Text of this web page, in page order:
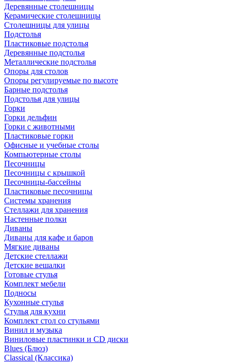
Деревянные столешницы
Керамические столешницы
Столешницы для улицы
Подстолья
Пластиковые подстолья
Деревянные подстолья
Металлические подстолья
Опоры для столов
Опоры регулируемые по высоте
Барные подстолья
Подстолья для улицы
Горки
Горки дельфин
Горки с животными
Пластиковые горки
Офисные и учебные столы
Компьютерные столы
Песочницы
Песочницы с крышкой
Песочницы-бассейны
Пластиковые песочницы
Системы хранения
Стеллажи для хранения
Настенные полки
Диваны
Диваны для кафе и баров
Мягкие диваны
Детские стеллажи
Детские вешалки
Готовые стулья
Комплект мебели
Подносы
Кухонные стулья
Стулья для кухни
Комплект стол со стульями
Винил и музыка
Виниловые пластинки и CD диски
Blues (Блюз)
Classical (Классика)